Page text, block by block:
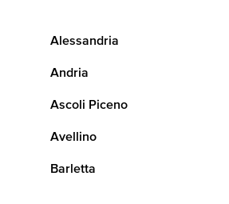
Alessandria
Andria
Ascoli Piceno
Avellino
Barletta